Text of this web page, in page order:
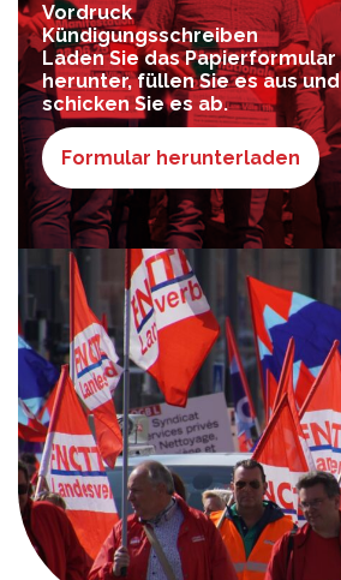
Vordruck
Kündigungsschreiben
Laden Sie das Papierformular
herunter, füllen Sie es aus und
schicken Sie es ab.
Formular herunterladen